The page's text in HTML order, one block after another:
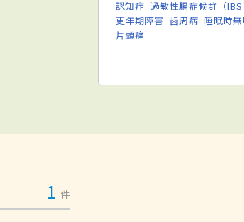
認知症 過敏性腸症候群（IBS
更年期障害 歯周病 睡眠時
片頭痛
1 件